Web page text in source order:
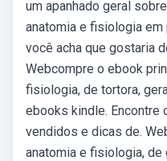
um apanhado geral
anatomia e fisiologia
você acha que gostaria
Webcompre o ebook
fisiologia, de tortora,
ebooks kindle. Encontre
vendidos e dicas de.
anatomia e fisiologia, de